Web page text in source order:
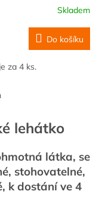
Skladem
Do košíku
za 4 ks.
lehátko
látka, se
stohovatelné,
k dostání ve 4